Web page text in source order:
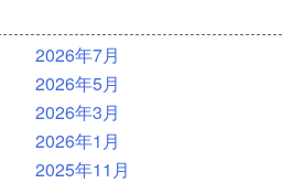
2026年7月
2026年5月
2026年3月
2026年1月
2025年11月